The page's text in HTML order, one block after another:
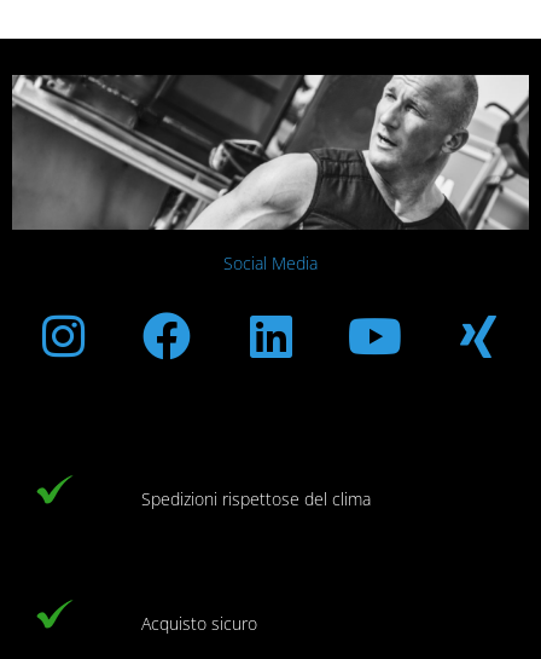
Social Media
Instagram
Facebook
Linkedin
Spedizioni rispettose del clima
Acquisto sicuro